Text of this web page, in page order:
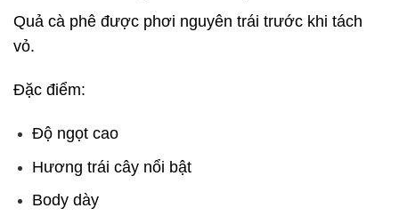
Quả cà phê được phơi nguyên trái trước khi tách
vỏ.
Đặc điểm:
Độ ngọt cao
Hương trái cây nổi bật
Body dày